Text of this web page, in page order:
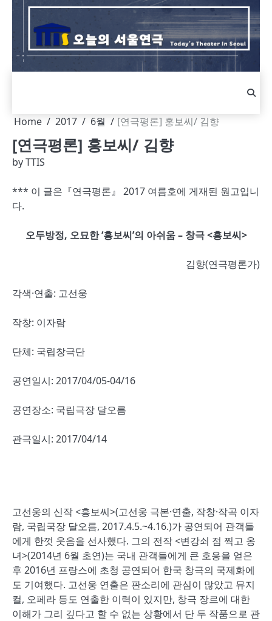
Skip
content
Home 2017 6월 [연극평론] 홍보씨/ 김향
[연극평론] 홍보씨/ 김향
byTTIS
*** 이 글은 『연극평론』 2017 여름호에 게재된 원고입니
다.
오두방정, 오묘한 ‘흥보씨’의 아쉬움 – 창극 <흥보씨>
김향(연극평론가)
각색·연출: 고선웅
작창: 이자람
단체: 국립창극단
공연일시: 2017/04/05-04/16
공연장소: 국립극장 달오름
관극일시: 2017/04/14
고선웅의 신작 <흥보씨>(고선웅 극본·연출, 작창·작곡 이자
람, 국립국장 달오름, 2017.4.5.~4.16.)가 공연되어 관객들
에게 한껏 웃음을 선사했다. 그의 전작 <변강쇠 점 찍고 옹
녀>(2014년 6월 초연)는 국내 관객들에게 큰 호응을 얻은
후 2016년 프랑스에 초청 공연되어 한국 창극의 국제화에
도 기여했다. 고선웅 연출은 판소리에 관심이 많았고 뮤지
컬, 오페라 등도 연출한 이력이 있지만, 창극 장르에 대한
이해가 그리 깊다고 할 수 없는 상황에서 단 두 작품으로 관